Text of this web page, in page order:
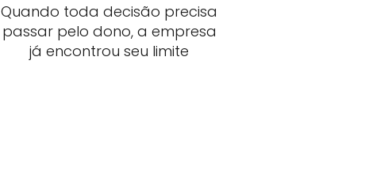
Quando toda decisão precisa
passar pelo dono, a empresa
já encontrou seu limite